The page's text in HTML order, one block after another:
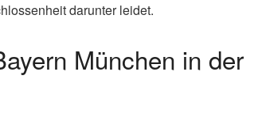
darunter leidet.
München in der